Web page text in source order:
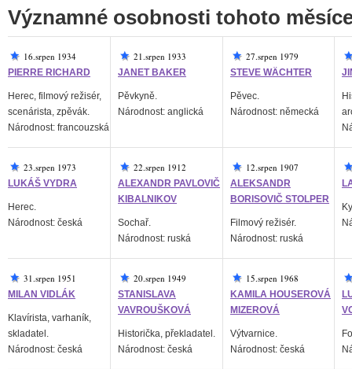
Významné osobnosti tohoto
16.srpen 1934
PIERRE RICHARD
Herec, filmový režisér,
scenárista, zpěvák.
Národnost: francouzská
21.srpen 1933
JANET BAKER
Pěvkyně.
Národnost: anglická
27.srpen 1979
STEVE WÄCHTER
Pěvec.
Národnost: německá
23.srpen 1973
LUKÁŠ VYDRA
Herec.
Národnost: česká
22.srpen 1912
ALEXANDR PAVLOVIČ
KIBALNIKOV
Sochař.
Národnost: ruská
12.srpen 1907
ALEKSANDR
BORISOVIČ STOLPER
Filmový režisér.
Národnost: ruská
31.srpen 1951
MILAN VIDLÁK
Klavírista, varhaník,
skladatel.
Národnost: česká
20.srpen 1949
STANISLAVA
VAVROUŠKOVÁ
Historička, překladatel.
Národnost: česká
15.srpen 1968
KAMILA HOUSEROVÁ
MIZEROVÁ
Výtvarnice.
Národnost: česká